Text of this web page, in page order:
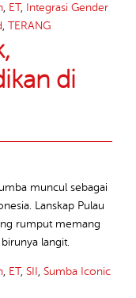
ET, Integrasi Gender
TERANG
di
muncul sebagai
Lanskap Pulau
rumput memang
langit.
ET, SII Sumba Iconic